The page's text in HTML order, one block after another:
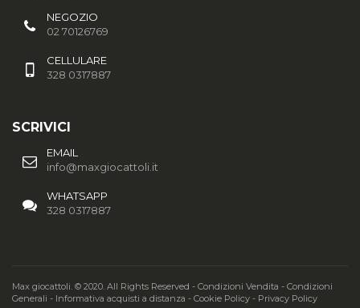
NEGOZIO
02 70126769
CELLULARE
328 0317887
SCRIVICI
EMAIL
info@maxgiocattoli.it
WHATSAPP
328 0317887
Max giocattoli. © 2020. All Rights Reserved - Condizioni Vendita - Condizioni
Generali - Informativa acquisti a distanza - Cookie Policy - Privacy Policy